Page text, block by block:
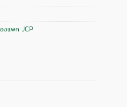
งแพค JCP